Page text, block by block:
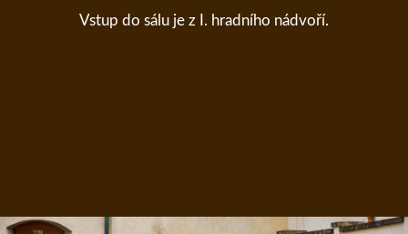
Vstup do sálu je z I. hradního nádvoří.